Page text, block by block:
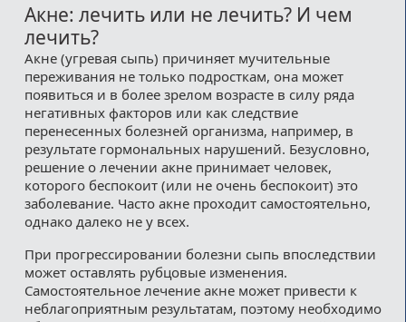
Пользовательское соглашение
Медиакит
Контакты
Акне: лечить или не лечить? И чем
лечить?
Акне (угревая сыпь) причиняет мучительные
переживания не только подросткам, она может
появиться и в более зрелом возрасте в силу ряда
негативных факторов или как следствие
перенесенных болезней организма, например, в
результате гормональных нарушений. Безусловно,
решение о лечении акне принимает человек,
которого беспокоит (или не очень беспокоит) это
заболевание. Часто акне проходит самостоятельно,
однако далеко не у всех.
При прогрессировании болезни сыпь впоследствии
может оставлять рубцовые изменения.
Самостоятельное лечение акне может привести к
неблагоприятным результатам, поэтому необходимо